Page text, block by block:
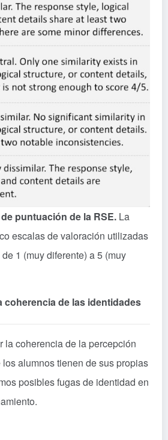
puntuación de la RSE. La
escalas de valoración utilizadas
1 (muy diferente) a 5 (muy
coherencia de las identidades
la coherencia de la percepción
alumnos tienen de sus propias
posibles fugas de identidad en